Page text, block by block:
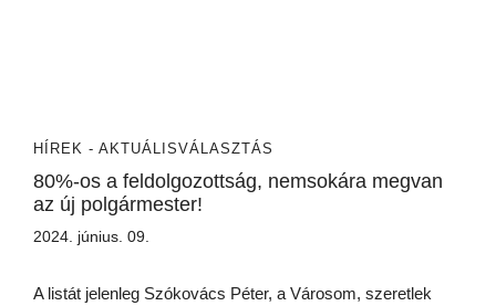
HÍREK - AKTUÁLISVÁLASZTÁS
80%-os a feldolgozottság, nemsokára megvan
az új polgármester!
2024. június. 09.
A listát jelenleg Szókovács Péter, a Városom, szeretlek